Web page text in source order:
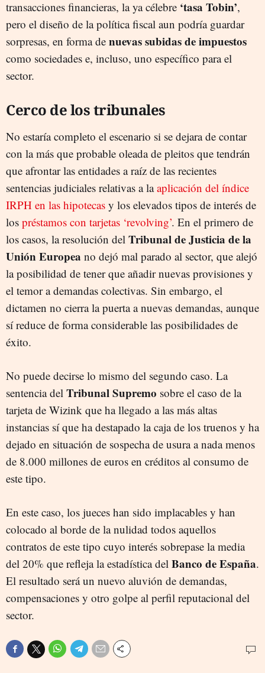
transacciones financieras, la ya célebre ‘tasa Tobin’,
pero el diseño de la política fiscal aun podría guardar
sorpresas, en forma de nuevas subidas de impuestos
como sociedades e, incluso, uno específico para el
sector.
Cerco de los tribunales
No estaría completo el escenario si se dejara de contar
con la más que probable oleada de pleitos que tendrán
que afrontar las entidades a raíz de las recientes
sentencias judiciales relativas a laaplicación del índice
IRPH en las hipotecas y los elevados tipos de interés de
los préstamos con tarjetas ‘revolving’. En el primero de
los casos, la resolución del Tribunal de Justicia de la
Unión Europea no dejó mal parado al sector, que alejó
la posibilidad de tener que añadir nuevas provisiones y
el temor a demandas colectivas. Sin embargo, el
dictamen no cierra la puerta a nuevas demandas, aunque
sí reduce de forma considerable las posibilidades de
éxito.
No puede decirse lo mismo del segundo caso. La
sentencia del Tribunal Supremo sobre el caso de la
tarjeta de Wizink que ha llegado a las más altas
instancias sí que ha destapado la caja de los truenos y ha
dejado en situación de sospecha de usura a nada menos
de 8.000 millones de euros en créditos al consumo de
este tipo.
En este caso, los jueces han sido implacables y han
colocado al borde de la nulidad todos aquellos
contratos de este tipo cuyo interés sobrepase la media
del 20% que refleja la estadística del Banco de España.
El resultado será un nuevo aluvión de demandas,
compensaciones y otro golpe al perfil reputacional del
sector.